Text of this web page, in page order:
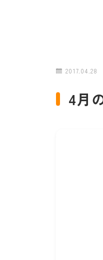
2017.04.28
4月